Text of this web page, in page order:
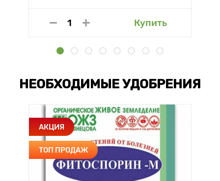
Купить
НЕОБХОДИМЫЕ УДОБРЕНИЯ
АКЦИЯ
ТОП ПРОДАЖ